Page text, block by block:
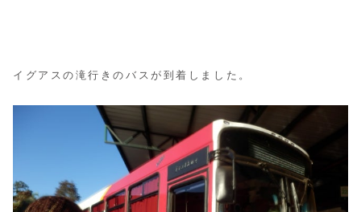
イグアスの滝行きのバスが到着しました。